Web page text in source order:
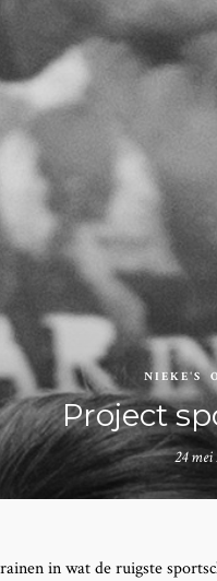
NIEKE'S
Project
24 mei
in wat de ruigste